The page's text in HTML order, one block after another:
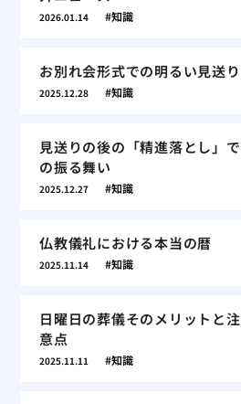
2026.01.14 知識
お別れ会形式での明るい見送り
2025.12.28 知識
見送りの後の「精進落とし」で
の振る舞い
2025.12.27 知識
仏教儀礼における本当の暦
2025.11.14 知識
日曜日の葬儀そのメリットと注
意点
2025.11.11 知識